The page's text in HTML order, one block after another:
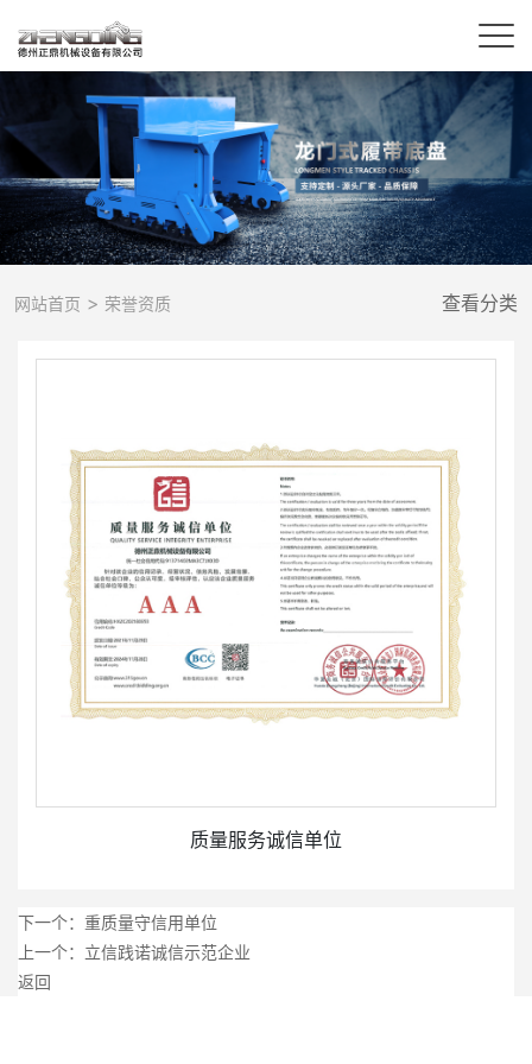
网站首页 > 荣誉资质 查看分类
质量服务诚信单位
下一个： 重质量守信用单位
上一个： 立信践诺诚信示范企业
返回